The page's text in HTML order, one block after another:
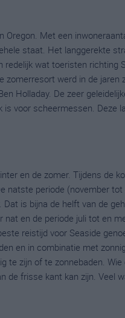
Met een
staat. Het langgerekte
wat toeristen richting
werd in de jaren
Holladay. De zeer
voor scheermessen. Deze
en de zomer. Tijdens de
natste periode (november
is bijna de helft van de
en de periode juli tot en
reistijd voor Seaside
en in combinatie met
te zijn of te zonnebaden.
de frisse kant kan zijn. Veel